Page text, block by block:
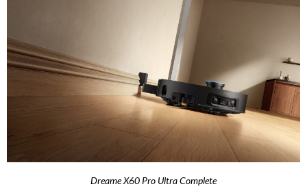
Dreame X60 Pro Ultra Complete